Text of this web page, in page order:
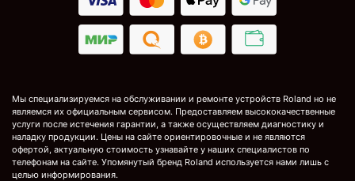
Мы специализируемся на обслуживании и ремонте устройств Roland но не
являемся их официальным сервисом. Предоставляем высококачественные
услуги после истечения гарантии, а также осуществляем диагностику и
наладку продукции. Цены на сайте ориентировочные и не являются
офертой, актуальную стоимость узнавайте у наших специалистов по
телефонам на сайте. Упомянутый бренд Roland используется нами лишь с
целью информирования.